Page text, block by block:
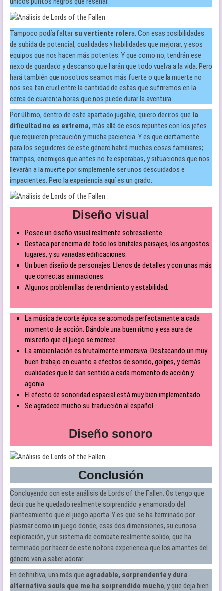
Tampoco podía faltar su vertiente rolera. Con esas posibilidades
de subida de potencial, cualidades y habilidades que mejorar, y esos
equipos que nos hacen más potentes. Y que como no, tendrán ese
nexo de guardado y descanso que harán que todo vuelva a la vida. Pero
hará también que nosotros seamos más fuerte o que la muerte no
nos sea tan cruel entre la cantidad de estas que sufriremos en la
cerca de cuarenta horas que nos puede durar la aventura.
Por último, dentro de este apartado jugable, quiero deciros que la
dificultad no es extrema, más allá de esos repuntes con los jefes
que requieren precaución y mucha paciencia. Y es que ciertamente
para los seguidores de este género habrá muchas cosas familiares;
trampas, enemigos que antes no te esperabas, y situaciones que nos
llevarán a la muerte por simplemente ser unos descuidados e
impacientes. Pero la experiencia aquí es un grado.
Diseño visual
Posee un diseño visual realmente sobresaliente.
Destaca por encima de todo los brutales paisajes, los angostos
lugares, y su variadas edificaciones.
Un buen diseño de personajes. Llenos de detalles y con unas más
que correctas animaciones.
Algunos problemillas de rendimiento y estabilidad.
La música de corte épica se acomoda perfectamente a cada
momento de acción. Dándole una buen ritmo y esa aura de
misterio que el juego se merece.
La ambientación es brutalmente inmersiva. Destacando un muy
buen trabajo en cuanto a efectos de sonido, golpes, y demás
cualidades que le dan sentido a cada momento de acción y
agonia.
El efecto de sonoridad espacial está muy bien implementado.
Se agradece mucho su traducción al español.
Diseño sonoro
Conclusión
Concluyendo con este análisis de Lords of the Fallen. Os tengo que
decir que he quedado realmente sorprendido y enamorado del
planteamiento que el juego aporta. Y es que se ha terminado por
plasmar como un juego donde; esas dos dimensiones, su curiosa
exploración, y un sistema de combate realmente solido, que ha
terminado por hacer de este notoria experiencia que los amantes del
género van a saber adorar.
En definitiva, una más que agradable, sorprendente y dura
alternativa souls que me ha sorprendido mucho, y que deja bien